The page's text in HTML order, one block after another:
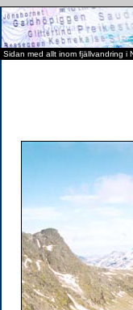
Sidan med allt inom fjällvandring i